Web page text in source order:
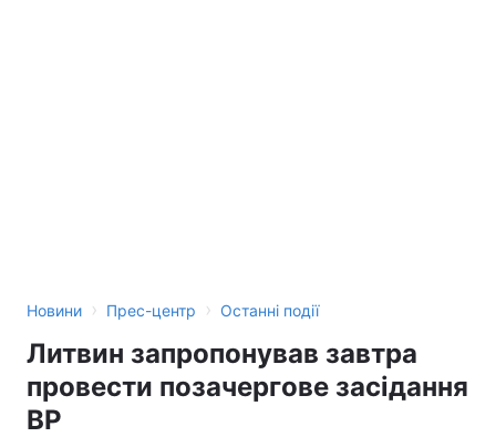
Новини › Прес-центр › Останні події
Литвин запропонував завтра
провести позачергове засідання
ВР